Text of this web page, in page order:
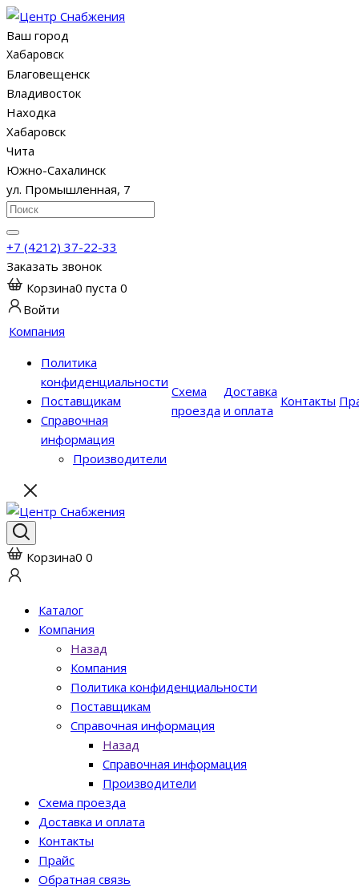
Ваш город
Хабаровск
Благовещенск
Владивосток
Находка
Хабаровск
Чита
Южно-Сахалинск
ул. Промышленная, 7
+7 (4212) 37-22-33
Заказать звонок
Корзина0 пуста 0
Войти
Компания
Политика
конфиденциальности
Поставщикам
Справочная
информация
Производители
Схема
проезда
Доставка
и оплата
Контакты
Корзина0 0
Каталог
Компания
Назад
Компания
Политика конфиденциальности
Поставщикам
Справочная информация
Назад
Справочная информация
Производители
Схема проезда
Доставка и оплата
Контакты
Прайс
Обратная связь